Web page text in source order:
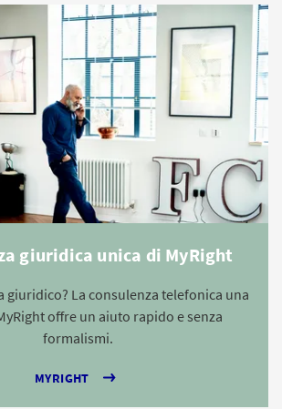
giuridica unica di MyRight
giuridico? La consulenza telefonica una
offre un aiuto rapido e senza
formalismi.
MYRIGHT